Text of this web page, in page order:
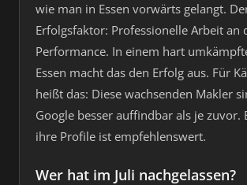
wie man in Essen vorwärts gelangt.
Erfolgsfaktor: Professionelle Arbeit an
Performance. In einem hart
Essen macht das den Erfolg aus. Für
heißt das: Diese wachsenden Makler
Google besser auffindbar als je zuvor.
ihre Profile ist empfehlenswert.
Wer hat im Juli nachgelassen?